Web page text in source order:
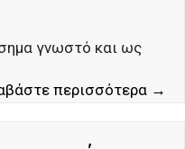
γνωστό και ως
περισσότερα →